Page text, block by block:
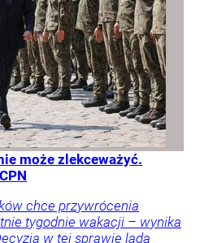
może zlekceważyć.
chce przywrócenia
tygodnie wakacji – wynika
w tej sprawie lada